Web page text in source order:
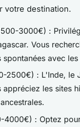
votre destination.
3000€) :
Vous
avec
2500€) : L'Inde, le
les sites
4000€) : Optez